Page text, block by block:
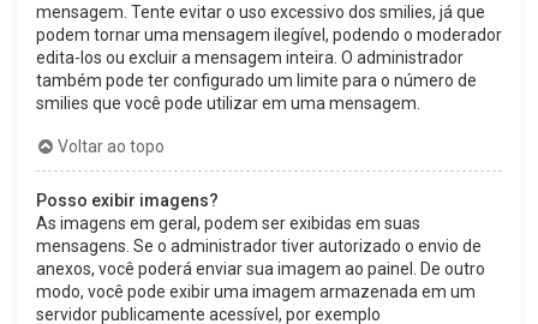
mensagem. Tente evitar o uso excessivo dos smilies, já que
podem tornar uma mensagem ilegível, podendo o moderador
edita-los ou excluir a mensagem inteira. O administrador
também pode ter configurado um limite para o número de
smilies que você pode utilizar em uma mensagem.
Voltar ao topo
Posso exibir imagens?
As imagens em geral, podem ser exibidas em suas
mensagens. Se o administrador tiver autorizado o envio de
anexos, você poderá enviar sua imagem ao painel. De outro
modo, você pode exibir uma imagem armazenada em um
servidor publicamente acessível, por exemplo